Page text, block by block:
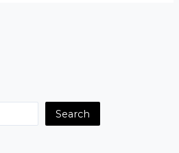
Search